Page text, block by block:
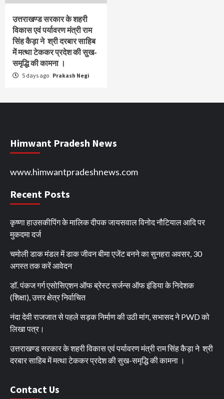
उत्तराखण्ड सरकार के शहरी
विकास एवं पर्यावरण मंत्री राम
सिंह कैड़ा ने श्री दरबार साहिब
में मत्था टेककर प्रदेश की सुख-
समृद्धि की कामना ।
5 days ago Prakash Negi
Himwant Pradesh News
www.himwantpradeshnews.com
Recent Posts
कृष्णा हाउसकीपिंग के मालिक दीपक जायसवाल विनोद नौटियाल आदि पर
मुकदमा दर्ज
चमोली डाक मंडल में डाक जीवन बीमा एजेंट बनने का सुनहरा अवसर, 30
अगस्त तक करें आवेदन
डॉ. पंकज गर्ग एसोसिएशन ऑफ ब्रेस्ट सर्जन्स ऑफ इंडिया के निदेशक
(शिक्षा), उत्तर क्षेत्र निर्वाचित
नंदा देवी राजजात से पहले सड़क निर्माण की उठी मांग, सभासद ने PWD को
लिखा पत्र।
उत्तराखण्ड सरकार के शहरी विकास एवं पर्यावरण मंत्री राम सिंह कैड़ा ने श्री
दरबार साहिब में मत्था टेककर प्रदेश की सुख-समृद्धि की कामना ।
Contact Us